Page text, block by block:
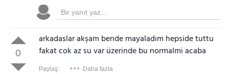
0
arkadaslar akşam bende mayaladım hepside tuttu
fakat cok az su var üzerinde bu normalmi acaba
Paylaş: Daha fazla